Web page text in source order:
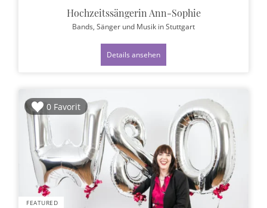
Hochzeitssängerin Ann-Sophie
Bands, Sänger und Musik in Stuttgart
Details ansehen
0 Favorit
FEATURED